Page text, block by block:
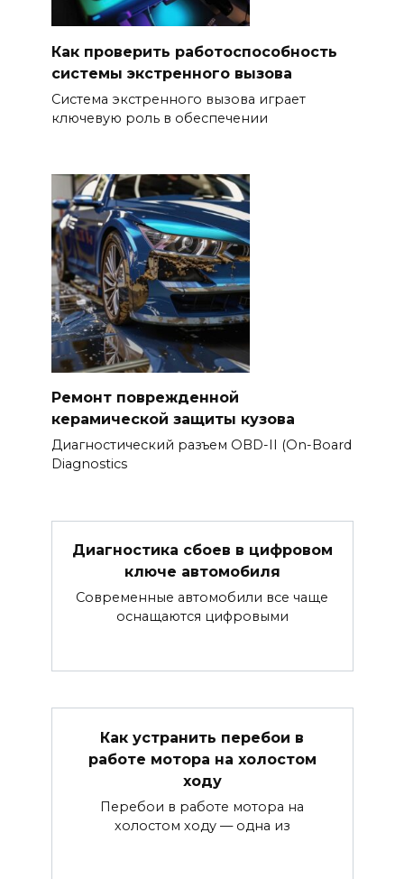
Как проверить работоспособность
системы экстренного вызова
Система экстренного вызова играет
ключевую роль в обеспечении
Ремонт поврежденной
керамической защиты кузова
Диагностический разъем OBD-II (On-Board
Diagnostics
Диагностика сбоев в цифровом
ключе автомобиля
Современные автомобили все чаще
оснащаются цифровыми
Как устранить перебои в
работе мотора на холостом
ходу
Перебои в работе мотора на
холостом ходу — одна из